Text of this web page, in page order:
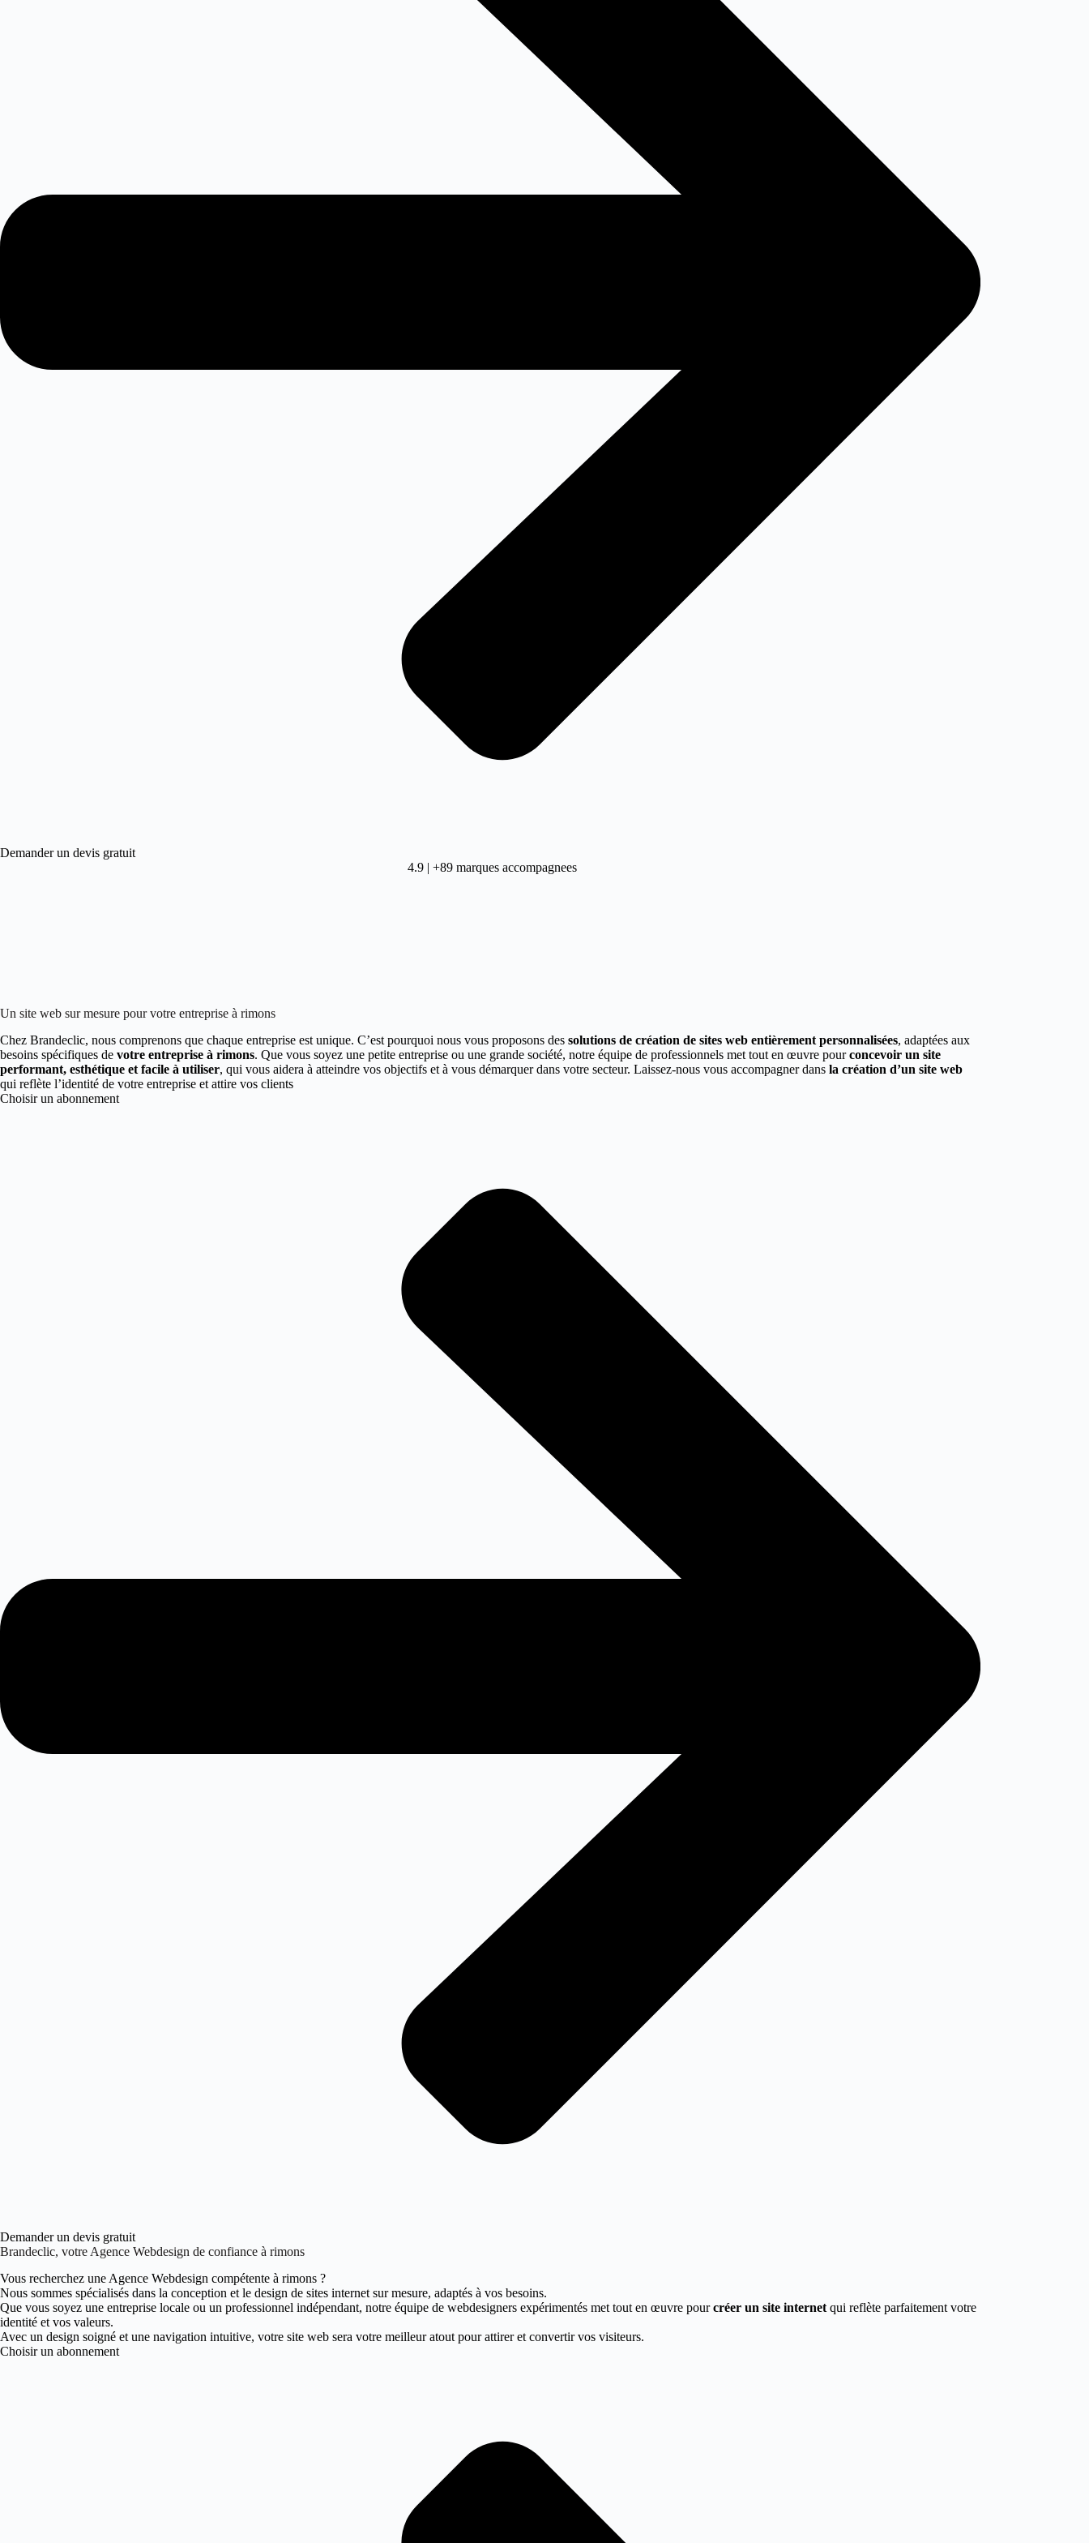
Demander un devis gratuit
4.9 | +89 marques accompagnees
Un site web sur mesure pour votre entreprise à rimons
Chez Brandeclic, nous comprenons que chaque entreprise est unique. C’est pourquoi nous vous proposons des solutions de création de sites web entièrement personnalisées, adaptées aux
besoins spécifiques de votre entreprise à rimons. Que vous soyez une petite entreprise ou une grande société, notre équipe de professionnels met tout en œuvre pourconcevoir un site
performant, esthétique et facile à utiliser, qui vous aidera à atteindre vos objectifs et à vous démarquer dans votre secteur. Laissez-nous vous accompagner dans la création d’un site web
qui reflète l’identité de votre entreprise et attire vos clients
Choisir un abonnement
Demander un devis gratuit
Brandeclic, votre Agence Webdesign de confiance à rimons
Vous recherchez une Agence Webdesign compétente à rimons ?
Nous sommes spécialisés dans la conception et le design de sites internet sur mesure, adaptés à vos besoins.
Que vous soyez une entreprise locale ou un professionnel indépendant, notre équipe de webdesigners expérimentés met tout en œuvre pourcréer un site internet qui reflète parfaitement votre
identité et vos valeurs.
Avec un design soigné et une navigation intuitive, votre site web sera votre meilleur atout pour attirer et convertir vos visiteurs.
Choisir un abonnement